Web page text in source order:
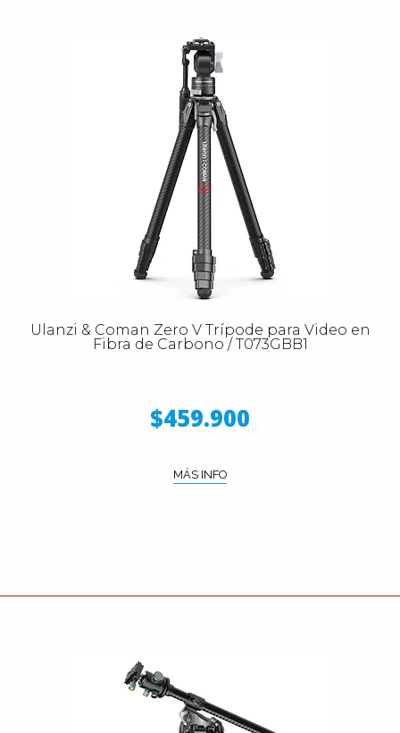
Ulanzi & Coman Zero V Trípode para Video en
Fibra de Carbono / T073GBB1
$459.900
MÁS INFO